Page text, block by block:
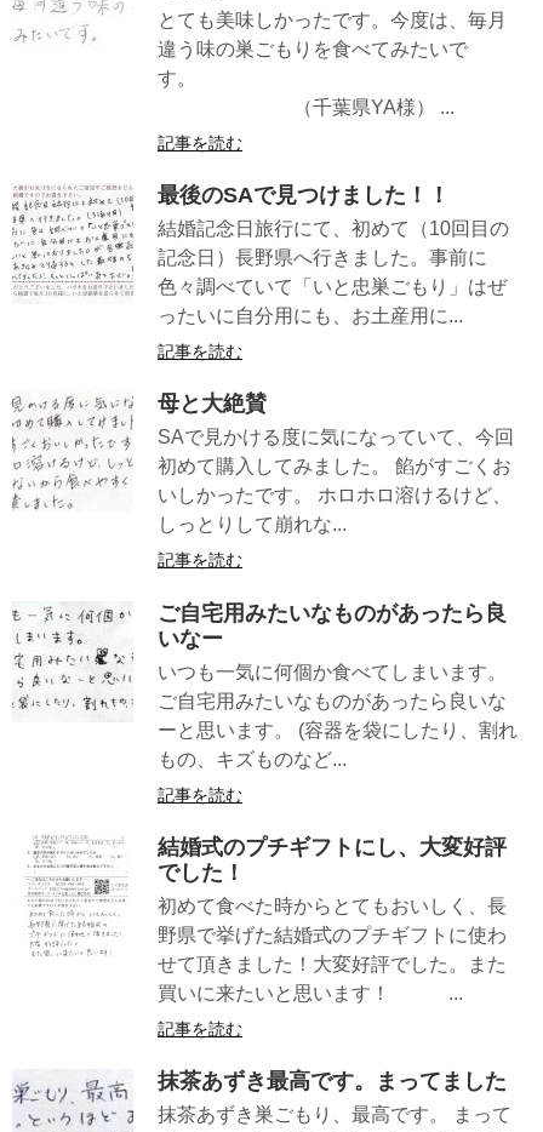
とても美味しかったです。今度は、毎月
違う味の巣ごもりを食べてみたいで
す。
（千葉県YA様） ...
記事を読む
最後のSAで見つけました！！
結婚記念日旅行にて、初めて（10回目の
記念日）長野県へ行きました。事前に
色々調べていて「いと忠巣ごもり」はぜ
ったいに自分用にも、お土産用に...
記事を読む
母と大絶賛
SAで見かける度に気になっていて、今回
初めて購入してみました。 餡がすごくお
いしかったです。 ホロホロ溶けるけど、
しっとりして崩れな...
記事を読む
ご自宅用みたいなものがあったら良
いなー
いつも一気に何個か食べてしまいます。
ご自宅用みたいなものがあったら良いな
ーと思います。 (容器を袋にしたり、割れ
もの、キズものなど...
記事を読む
結婚式のプチギフトにし、大変好評
でした！
初めて食べた時からとてもおいしく、長
野県で挙げた結婚式のプチギフトに使わ
せて頂きました！大変好評でした。また
買いに来たいと思います！ ...
記事を読む
抹茶あずき最高です。まってました
抹茶あずき巣ごもり、最高です。 まって